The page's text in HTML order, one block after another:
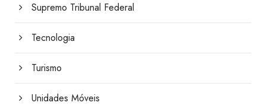
Supremo Tribunal Federal
Tecnologia
Turismo
Unidades Móveis